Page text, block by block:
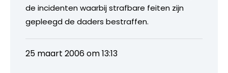
de incidenten waarbij strafbare feiten zijn
gepleegd de daders bestraffen.
25 maart 2006 om 13:13